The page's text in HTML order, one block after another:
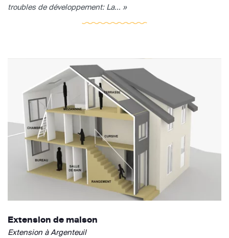
troubles de développement: La... »
Extension de maison
Extension à Argenteuil